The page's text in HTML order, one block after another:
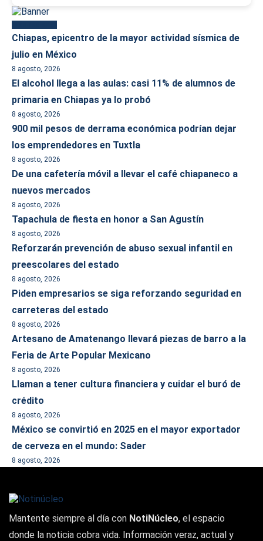
Chiapas, epicentro de la mayor actividad sísmica de
julio en México
8 agosto, 2026
El alcohol llega a las aulas: casi 11% de alumnos de
primaria en Chiapas ya lo probó
8 agosto, 2026
900 mil pesos de derrama económica podrían dejar
los emprendedores en Tuxtla
8 agosto, 2026
De una cafetería móvil a llevar el café chiapaneco a
nuevos mercados
8 agosto, 2026
Tapachula de fiesta en honor a San Agustín
8 agosto, 2026
Reforzarán prevención de abuso sexual infantil en
preescolares del estado
8 agosto, 2026
Piden empresarios se siga reforzando seguridad en
carreteras del estado
8 agosto, 2026
Artesano de Amatenango llevará piezas de barro a la
Feria de Arte Popular Mexicano
8 agosto, 2026
Llaman a tener cultura financiera y cuidar el buró de
crédito
8 agosto, 2026
México se convirtió en 2025 en el mayor exportador
de cerveza en el mundo: Sader
8 agosto, 2026
Mantente siempre al día con NotiNúcleo, el espacio
donde la noticia cobra vida. Información veraz, actual y